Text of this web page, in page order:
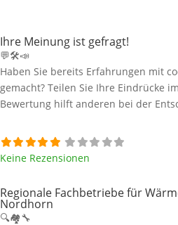
Ihre Meinung ist gefragt!
💬🛠️📣
Haben Sie bereits Erfahrungen mit
gemacht? Teilen Sie Ihre Eindrücke
Bewertung hilft anderen bei der
Keine Rezensionen
Regionale Fachbetriebe für
Nordhorn
🔍🏘️🔧